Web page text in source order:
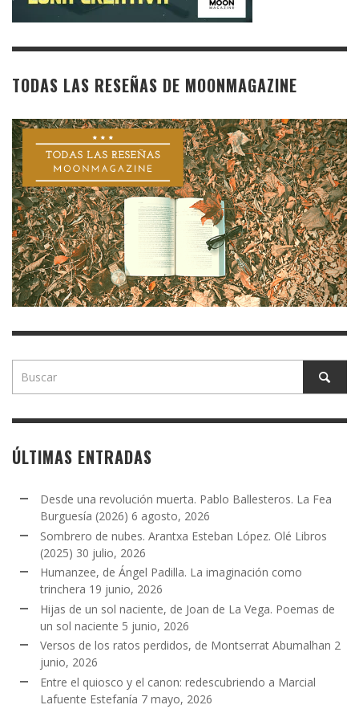
TODAS LAS RESEÑAS DE MOONMAGAZINE
ÚLTIMAS ENTRADAS
Desde una revolución muerta. Pablo Ballesteros. La Fea
Burguesía (2026) 6 agosto, 2026
Sombrero de nubes. Arantxa Esteban López. Olé Libros
(2025) 30 julio, 2026
Humanzee, de Ángel Padilla. La imaginación como
trinchera 19 junio, 2026
Hijas de un sol naciente, de Joan de La Vega. Poemas de
un sol naciente 5 junio, 2026
Versos de los ratos perdidos, de Montserrat Abumalhan 2
junio, 2026
Entre el quiosco y el canon: redescubriendo a Marcial
Lafuente Estefanía 7 mayo, 2026